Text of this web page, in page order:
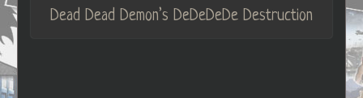
Dead Dead Demon’s DeDeDeDe Destruction